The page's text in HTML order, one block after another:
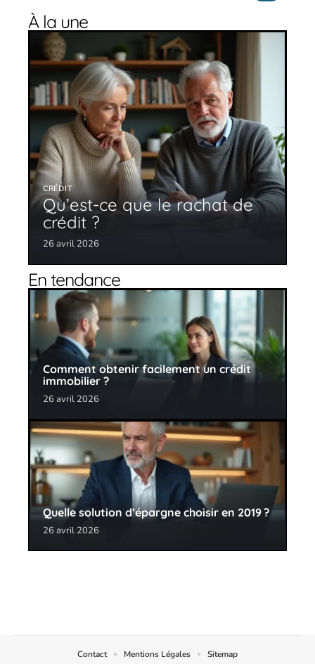
À la une
CRÉDIT
Qu’est-ce que le rachat de
crédit ?
26 avril 2026
En tendance
Comment obtenir facilement un crédit
immobilier ?
26 avril 2026
Quelle solution d’épargne choisir en 2019 ?
26 avril 2026
Contact Mentions Légales Sitemap